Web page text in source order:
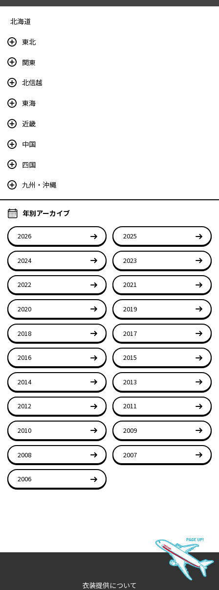
北海道
東北
関東
北信越
東海
近畿
中国
四国
九州・沖縄
年別アーカイブ
2026 2025
2024 2023
2022 2021
2020 2019
2018 2017
2016 2015
2014 2013
2012 2011
2010 2009
2008 2007
2006
衣装提供について